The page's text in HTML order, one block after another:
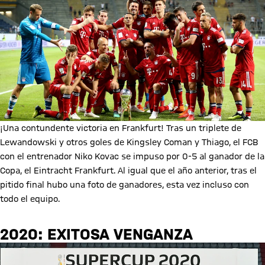
¡Una contundente victoria en Frankfurt! Tras un triplete de
Lewandowski y otros goles de Kingsley Coman y Thiago, el FCB
con el entrenador Niko Kovac se impuso por 0-5 al ganador de la
Copa, el Eintracht Frankfurt. Al igual que el año anterior, tras el
pitido final hubo una foto de ganadores, esta vez incluso con
todo el equipo.
2020: EXITOSA VENGANZA